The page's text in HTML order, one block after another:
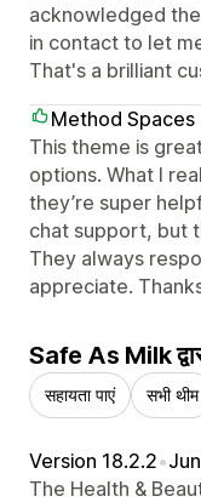
acknowledged
in contact to let
That's a brilliant
Method Spaces
This theme is
options. What I
they’re super
chat support, but
They always
appreciate.
Safe As Milk
सहायता पाएं सभी थीम
Version 18.2.2•
The Health &